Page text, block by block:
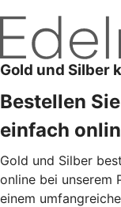
Gold und Silber
Bestellen
einfach
Gold und Silber
online bei unserem
einem